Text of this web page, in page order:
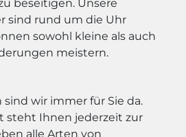
beseitigen. Unsere
sind rund um die Uhr
sowohl kleine als auch
meistern.
wir immer für Sie da.
steht Ihnen jederzeit zur
alle Arten von